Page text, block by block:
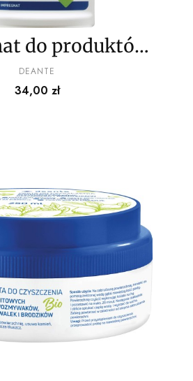
do produktów
- 200 ml
PRODUCENT
DEANTE
Cena
34,00 zł